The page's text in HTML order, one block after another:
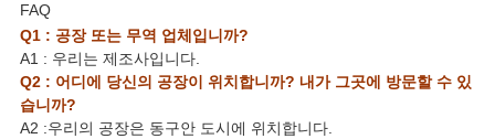
FAQ
Q1 : 공장 또는 무역 업체입니까?
A1 : 우리는 제조사입니다.
Q2 : 어디에 당신의 공장이 위치합니까? 내가 그곳에 방문할 수 있
습니까?
A2 :우리의 공장은 동구안 도시에 위치합니다.